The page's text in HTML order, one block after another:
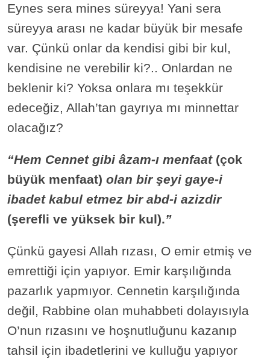
Eynes sera mines süreyya! Yani sera
süreyya arası ne kadar büyük bir mesafe
var. Çünkü onlar da kendisi gibi bir kul,
kendisine ne verebilir ki?.. Onlardan ne
beklenir ki? Yoksa onlara mı teşekkür
edeceğiz, Allah’tan gayrıya mı minnettar
olacağız?
“Hem Cennet gibi âzam-ı menfaat (çok
büyük menfaat) olan bir şeyi gaye-i
ibadet kabul etmez bir abd-i azizdir
(şerefli ve yüksek bir kul).”
Çünkü gayesi Allah rızası, O emir etmiş ve
emrettiği için yapıyor. Emir karşılığında
pazarlık yapmıyor. Cennetin karşılığında
değil, Rabbine olan muhabbeti dolayısıyla
O’nun rızasını ve hoşnutluğunu kazanıp
tahsil için ibadetlerini ve kulluğu yapıyor